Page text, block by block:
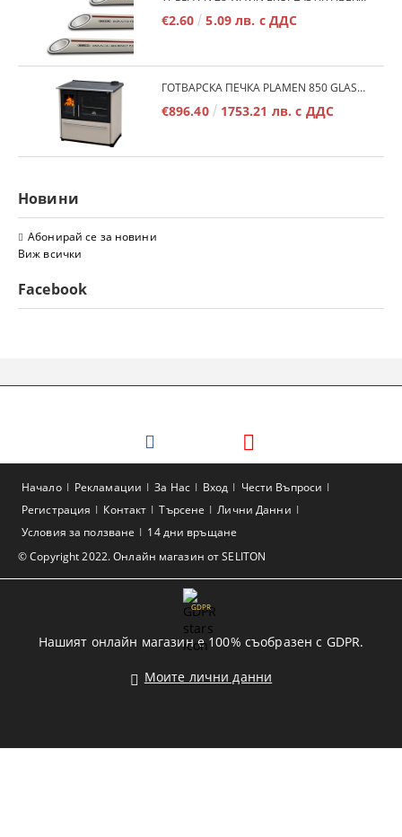
€2.60 5.09 лв. с ДДС
ГОТВАРСКА ПЕЧКА PLAMEN 850 GLAS 11KW
€896.40 1753.21 лв. с ДДС
Новини
Абонирай се за новини
Виж всички
Facebook
© Copyright 2022. Онлайн магазин от SELITON
Начало Рекламации За Нас Вход
Чести Въпроси
Регистрация
Контакт Търсене
Лични Данни
Условия за ползване
14 дни връщане
GDPR
Нашият онлайн магазин е 100% съобразен с GDPR.
Моите лични данни